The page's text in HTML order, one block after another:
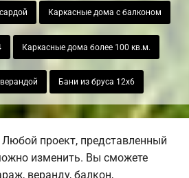
Каркасные дома с балконом
Каркасные дома более 100 кв.м.
Бани из бруса 12х6
проект, представленный
изменить. Вы сможете
веранду, балкон,